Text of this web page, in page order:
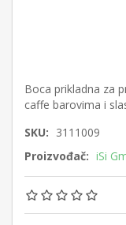
Boca prikladna za
caffe barovima i
SKU: 3111009
Proizvođač: iSi